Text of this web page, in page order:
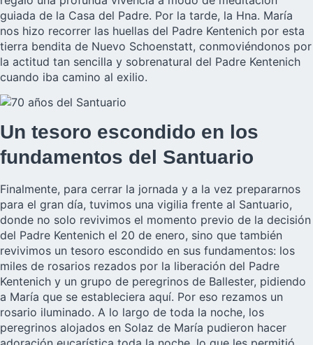
guiada de la Casa del Padre. Por la tarde, la Hna. María
nos hizo recorrer las huellas del Padre Kentenich por esta
tierra bendita de Nuevo Schoenstatt, conmoviéndonos por
la actitud tan sencilla y sobrenatural del Padre Kentenich
cuando iba camino al exilio.
Un tesoro escondido en los
fundamentos del Santuario
Finalmente, para cerrar la jornada y a la vez prepararnos
para el gran día, tuvimos una vigilia frente al Santuario,
donde no solo revivimos el momento previo de la decisión
del Padre Kentenich el 20 de enero, sino que también
revivimos un tesoro escondido en sus fundamentos: los
miles de rosarios rezados por la liberación del Padre
Kentenich y un grupo de peregrinos de Ballester, pidiendo
a María que se estableciera aquí. Por eso rezamos un
rosario iluminado. A lo largo de toda la noche, los
peregrinos alojados en Solaz de María pudieron hacer